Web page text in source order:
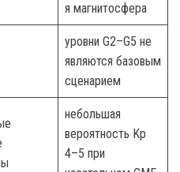
я магнитосфера
уровни G2–G5 не
являются базовым
сценарием
небольшая
вероятность Kp
4–5 при